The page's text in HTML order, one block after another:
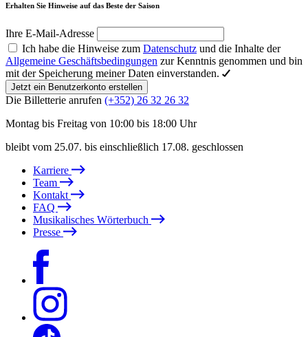
Erhalten Sie Hinweise auf das Beste der Saison
Ihre E-Mail-Adresse
Ich habe die Hinweise zum Datenschutz und die Inhalte der
Allgemeine Geschäftsbedingungen zur Kenntnis genommen und bin
mit der Speicherung meiner Daten einverstanden.
Jetzt ein Benutzerkonto erstellen
Die Billetterie anrufen (+352) 26 32 26 32
Montag bis Freitag von 10:00 bis 18:00 Uhr
bleibt vom 25.07. bis einschließlich 17.08. geschlossen
Karriere
Team
Kontakt
FAQ
Musikalisches Wörterbuch
Presse